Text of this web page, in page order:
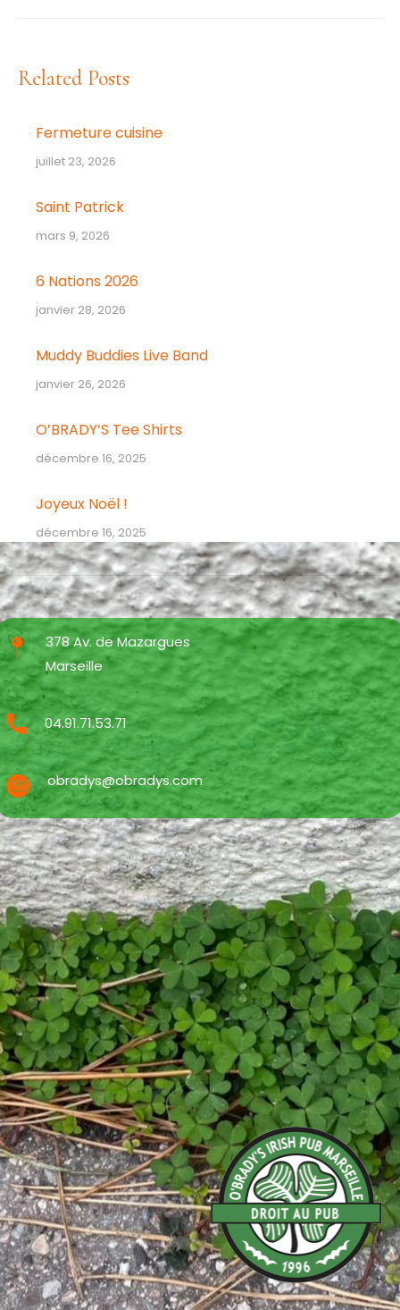
Related Posts
Fermeture cuisine
juillet 23, 2026
Saint Patrick
mars 9, 2026
6 Nations 2026
janvier 28, 2026
Muddy Buddies Live Band
janvier 26, 2026
O’BRADY’S Tee Shirts
décembre 16, 2025
Joyeux Noël !
décembre 16, 2025
378 Av. de Mazargues
Marseille
04.91.71.53.71
obradys@obradys.com